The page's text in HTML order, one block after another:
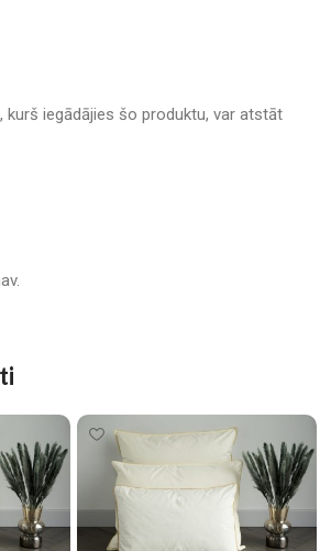
kurš iegādājies šo produktu, var atstāt